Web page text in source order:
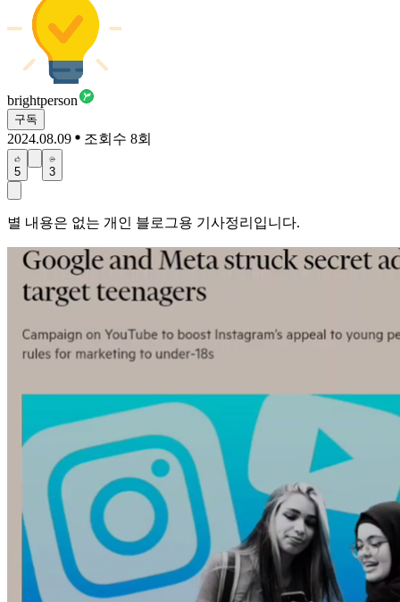
brightperson
구독
2024.08.09 조회수 8회
5 3
별 내용은 없는 개인 블로그용 기사정리입니다.